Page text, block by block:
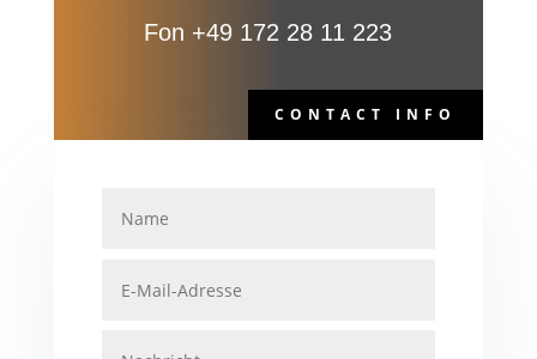
Fon +49 172 28 11 223
CONTACT INFO